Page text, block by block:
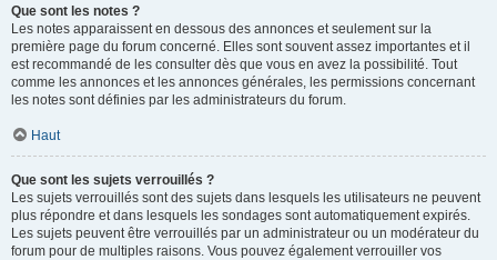
Que sont les notes ?
Les notes apparaissent en dessous des annonces et seulement sur la
première page du forum concerné. Elles sont souvent assez importantes et il
est recommandé de les consulter dès que vous en avez la possibilité. Tout
comme les annonces et les annonces générales, les permissions concernant
les notes sont définies par les administrateurs du forum.
Haut
Que sont les sujets verrouillés ?
Les sujets verrouillés sont des sujets dans lesquels les utilisateurs ne peuvent
plus répondre et dans lesquels les sondages sont automatiquement expirés.
Les sujets peuvent être verrouillés par un administrateur ou un modérateur du
forum pour de multiples raisons. Vous pouvez également verrouiller vos